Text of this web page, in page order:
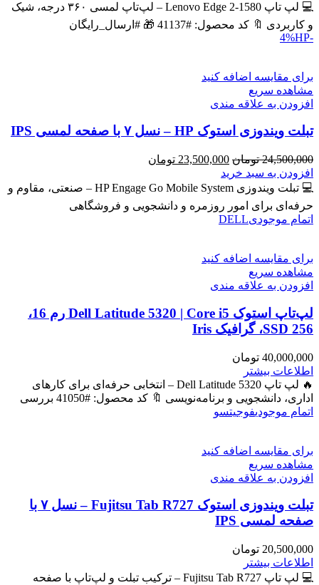
43,600,000 تومان
39,900,000 تومان
است.
💻 لپ تاپ Lenovo Edge 2-1580 – لپ‌تاپ لمسی ۳۶۰ درجه، شیک
و کاربردی 🔖 کد محصول: #41137 🎁 #ارسال_رایگان
-4%
HP
برای مقایسه اضافه کنید
مشاهده سریع
افزودن به علاقه مندی
تبلت ویندوزی استوک HP – نسل ۷ با صفحه لمسی IPS
24,500,000 تومان قیمت
اصلی
24,500,000 تومان
23,500,000 تومان
23,500,000 تومان
افزودن به سبد خرید
💻 تبلت ویندوزی HP Engage Go Mobile System – صنعتی، مقاوم و
حرفه‌ای برای امور روزمره و دانشجویی و فروشگاهی
اتمام موجودیDELL
برای مقایسه اضافه کنید
مشاهده سریع
افزودن به علاقه مندی
لپ‌تاپ استوک Dell Latitude 5320 | Core i5 رم 16،
SSD 256، گرافیک Iris
40,000,000 تومان
اطلاعات بیشتر
🔥 لپ تاپ Dell Latitude 5320 – انتخابی حرفه‌ای برای کارهای
اداری، دانشجویی و برنامه‌نویسی 🔖 کد محصول: #41050 بررسی
اتمام موجودیفوجیتسو
برای مقایسه اضافه کنید
مشاهده سریع
افزودن به علاقه مندی
تبلت ویندوزی استوک Fujitsu Tab R727 – نسل ۷ با
صفحه لمسی IPS
20,500,000 تومان
اطلاعات بیشتر
💻 لپ تاپ Fujitsu Tab R727 – ترکیب تبلت و لپ‌تاپ با صفحه